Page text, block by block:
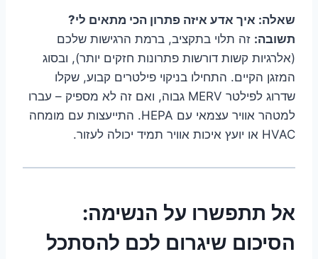
שאלה: איך אדע איזה פתרון הכי מתאים לי?
תשובה: זה תלוי בתקציב, ברמת הרגישות שלכם
(אלרגיות קשות דורשות פתרונות חזקים יותר), ובסוג
המזגן הקיים. התחילו בניקוי פילטרים קבוע, שקלו
שדרוג לפילטר MERV גבוה, ואם זה לא מספיק – עברו
למטהר אוויר עצמאי עם HEPA. התייעצות עם מומחה
HVAC או יועץ איכות אוויר תמיד יכולה לעזור.
אל תתפשרו על הנשימה:
הסיכום שיגרום לכם להסתכל